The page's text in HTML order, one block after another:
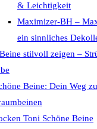
& Leichtigkeit
Maximizer-BH –
ein sinnliches
stilvoll zeigen –
Beine: Dein Weg
Toni Schöne Beine